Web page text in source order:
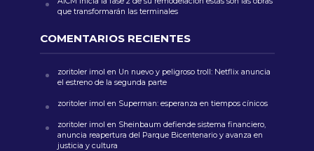
que transformarán las terminales
COMENTARIOS RECIENTES
zoritoler imol en Un nuevo y peligroso troll: Netflix anuncia
el estreno de la segunda parte
zoritoler imol en Superman: esperanza en tiempos cínicos
zoritoler imol en Sheinbaum defiende sistema financiero,
anuncia reapertura del Parque Bicentenario y avanza en
justicia y cultura